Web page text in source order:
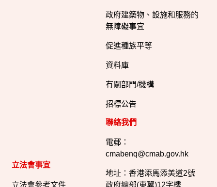
立法會事宜
立法會參考文件
政府建築物、設施和服務的
無障礙事宜
促進種族平等
資料庫
有關部門/機構
招標公告
聯絡我們
電郵：
cmabenq@cmab.gov.hk​
地址：香港添馬添美道2號
政府總部(東翼)12字樓